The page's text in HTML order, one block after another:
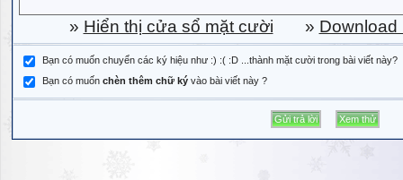
» Hiển thị cửa sổ mặt cười » Download
Bạn có muốn chuyển các ký hiệu như :) :( :D ...thành mặt cười trong bài viết này?
Bạn có muốn chèn thêm chữ ký vào bài viết này ?